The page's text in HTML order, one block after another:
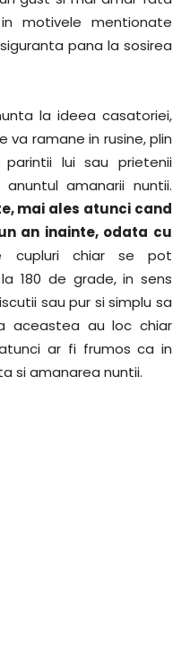
motivele mentionate
pana la sosirea
la ideea casatoriei,
ramane in rusine, plin
lui sau prietenii
amanarii nuntii.
mai ales atunci cand
an inainte, odata cu
cupluri chiar se pot
180 de grade, in sens
sau pur si simplu sa
aceastea au loc chiar
ar fi frumos ca in
si amanarea nuntii.